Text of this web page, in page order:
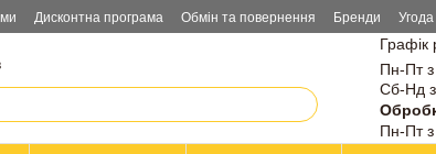
Дисконтна програма Обмін та повернення Бренди
Графік
Пн-Пт
Сб-Нд
Пн-Пт